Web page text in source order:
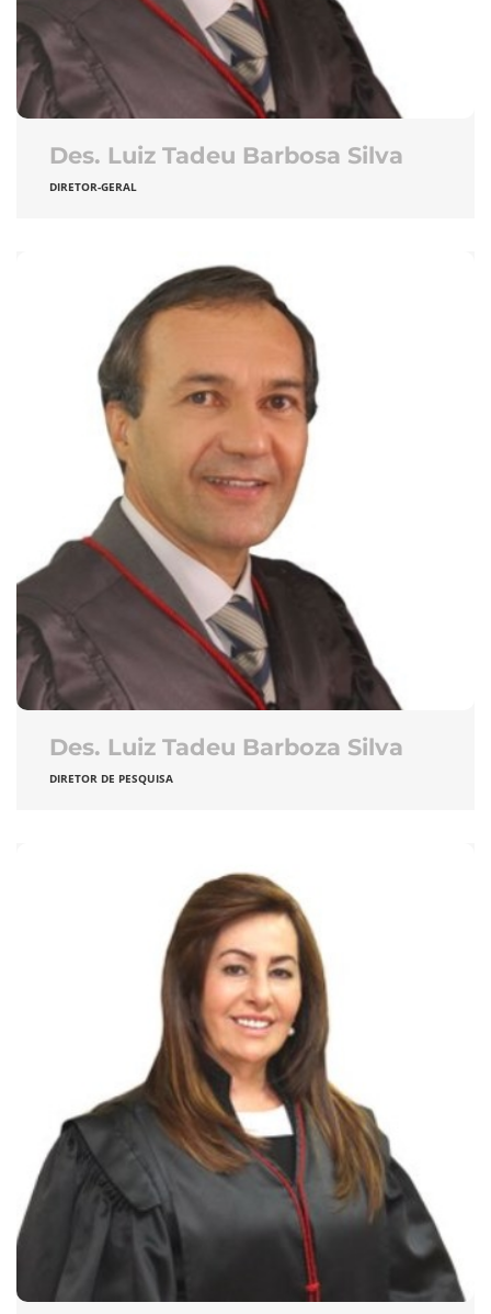
Des. Luiz Tadeu Barbosa Silva
DIRETOR-GERAL
Des. Luiz Tadeu Barboza Silva
DIRETOR DE PESQUISA